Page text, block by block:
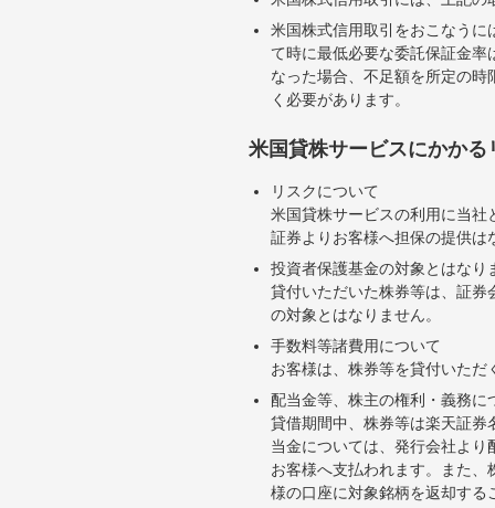
米国株式信用取引をおこなう
て時に最低必要な委託保証金
なった場合、不足額を所定の
く必要があります。
米国貸株サービスにかかる
リスクについて
米国貸株サービスの利用に当
証券よりお客様へ担保の提供
投資者保護基金の対象とはなり
貸付いただいた株券等は、証
の対象とはなりません。
手数料等諸費用について
お客様は、株券等を貸付いた
配当金等、株主の権利・義務に
貸借期間中、株券等は楽天証
当金については、発行会社よ
お客様へ支払われます。また
様の口座に対象銘柄を返却す